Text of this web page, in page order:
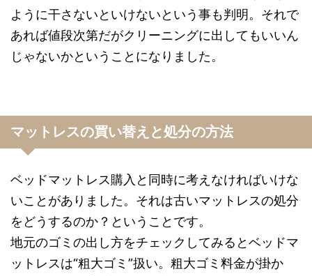
ように干さないといけないという事も判明。それで
あれば値段次第だがクリーニングに出してもいいん
じゃないかということになりました。
マットレスの買い替えと処分の方法
ベッドマットレス購入と同時に考えなければいけな
いことがありました。それは古いマットレスの処分
をどうするのか？ということです。
地元のゴミの出し方をチェックしてみるとベッドマ
ットレスは“粗大ゴミ”扱い。粗大ゴミ料金が掛か